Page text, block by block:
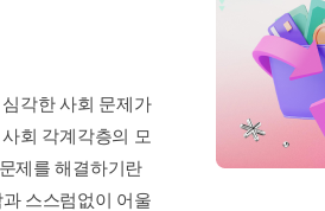
각한 사회 문제가
회 각계각층의 모
제를 해결하기란
스스럼없이 어울